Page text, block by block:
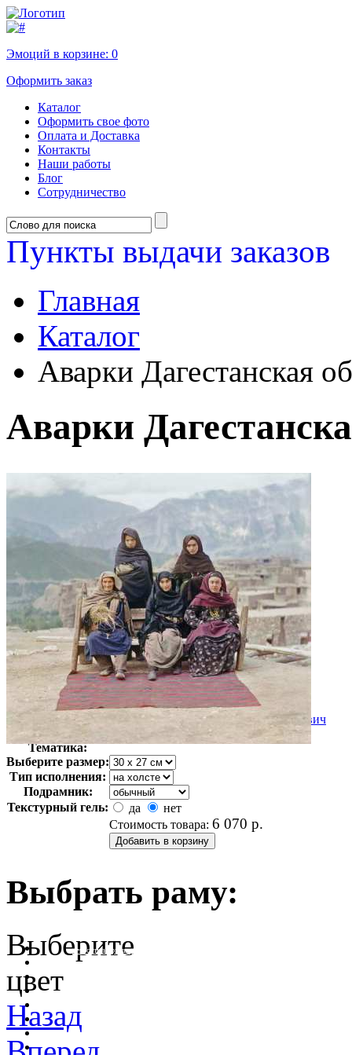
Эмоций в корзине: 0
Оформить заказ
Каталог
Оформить свое фото
Оплата и Доставка
Контакты
Наши работы
Блог
Сотрудничество
Пункты выдачи заказов
Главная
Каталог
Аварки Дагестанская
Аварки
Автор:
Прокудин-Горский Сергей Михайлович
Арт-стиль
Ретро-Фотографии
Тематика:
Выберите размер:
Тип исполнения:
Подрамник:
Текстурный гель:
да
нет
Стоимость товара: 6 070 р.
Выбрать раму:
очистить фильтр цвета
Выберите
цвет
Назад